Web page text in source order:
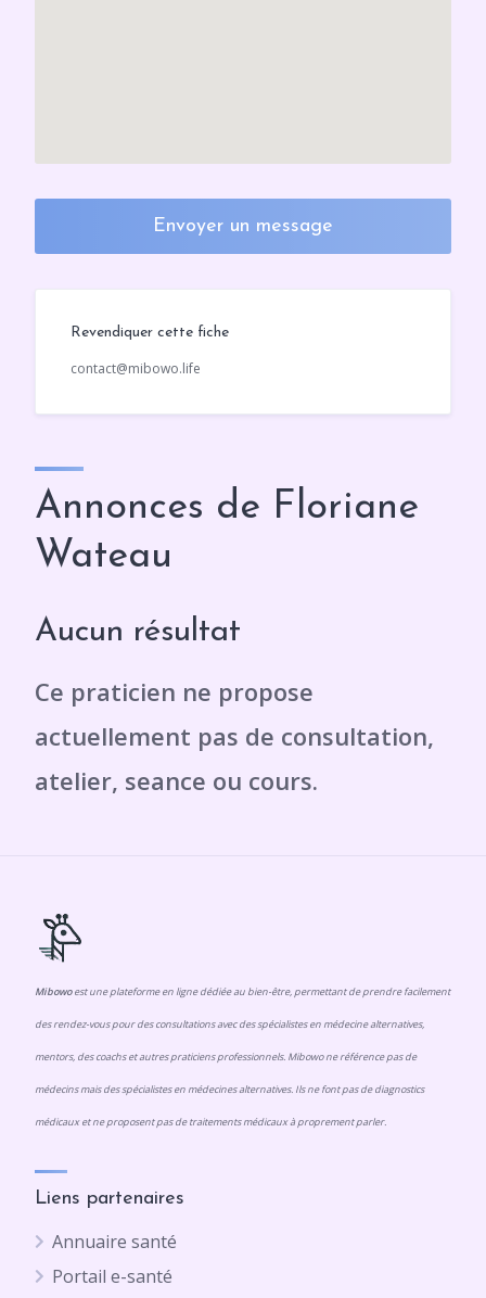
Envoyer un message
Revendiquer cette fiche
contact@mibowo.life
Annonces de Floriane
Wateau
Aucun résultat
Mibowoest une plateforme en ligne dédiée au bien-être, permettant de prendre facilement
des rendez-vous pour des consultations avec des spécialistes en médecine alternatives,
mentors, des coachs et autres praticiens professionnels. Mibowo ne référence pas de
médecins mais des spécialistes en médecines alternatives. Ils ne font pas de diagnostics
médicaux et ne proposent pas de traitements médicaux à proprement parler.
Liens partenaires
Annuaire santé
Portail e-santé